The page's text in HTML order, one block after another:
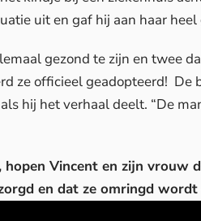
uit en gaf hij aan haar
gezond te zijn en twee
ze officieel geadopteerd!
hij het verhaal deelt. “De
Vincent en zijn vrouw
en dat ze omringd